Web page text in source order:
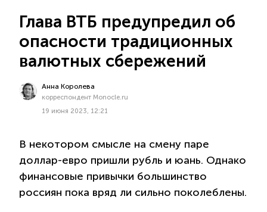
Глава ВТБ предупредил об
опасности традиционных
валютных сбережений
Анна Королева
корреспондент Monocle.ru
19 июня 2023, 12:21
В некотором смысле на смену паре
доллар-евро пришли рубль и юань. Однако
финансовые привычки большинство
россиян пока вряд ли сильно поколеблены.